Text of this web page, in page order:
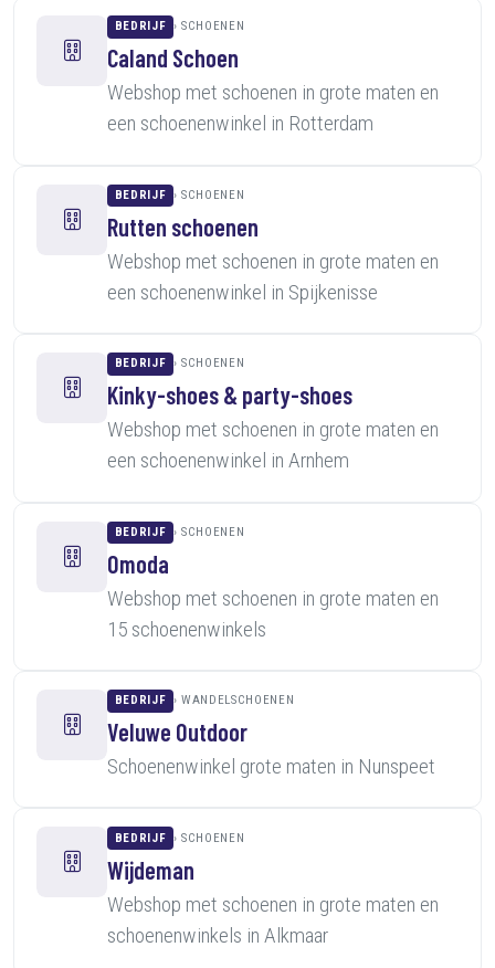
BEDRIJF SCHOENEN
Caland Schoen
Webshop met schoenen in grote maten en
een schoenenwinkel in Rotterdam
BEDRIJF SCHOENEN
Rutten schoenen
Webshop met schoenen in grote maten en
een schoenenwinkel in Spijkenisse
BEDRIJF SCHOENEN
Kinky-shoes & party-shoes
Webshop met schoenen in grote maten en
een schoenenwinkel in Arnhem
BEDRIJF SCHOENEN
Omoda
Webshop met schoenen in grote maten en
15 schoenenwinkels
BEDRIJF WANDELSCHOENEN
Veluwe Outdoor
Schoenenwinkel grote maten in Nunspeet
BEDRIJF SCHOENEN
Wijdeman
Webshop met schoenen in grote maten en
schoenenwinkels in Alkmaar